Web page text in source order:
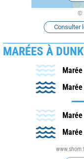
Consulter
MARÉES À